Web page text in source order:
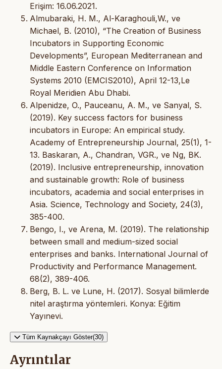
Erişim: 16.06.2021.
Almubaraki, H. M., Al-Karaghouli,W., ve
Michael, B. (2010), “The Creation of Business
Incubators in Supporting Economic
Developments”, European Mediterranean and
Middle Eastern Conference on Information
Systems 2010 (EMCIS2010), April 12-13,Le
Royal Meridien Abu Dhabi.
Alpenidze, O., Pauceanu, A. M., ve Sanyal, S.
(2019). Key success factors for business
incubators in Europe: An empirical study.
Academy of Entrepreneurship Journal, 25(1), 1-
13. Baskaran, A., Chandran, VGR., ve Ng, BK.
(2019). Inclusive entrepreneurship, innovation
and sustainable growth: Role of business
incubators, academia and social enterprises in
Asia. Science, Technology and Society, 24(3),
385-400.
Bengo, I., ve Arena, M. (2019). The relationship
between small and medium-sized social
enterprises and banks. International Journal of
Productivity and Performance Management.
68(2), 389-406.
Berg, B. L. ve Lune, H. (2017). Sosyal bilimlerde
nitel araştırma yöntemleri. Konya: Eğitim
Yayınevi.
Tüm Kaynakçayı Göster(30)
Ayrıntılar